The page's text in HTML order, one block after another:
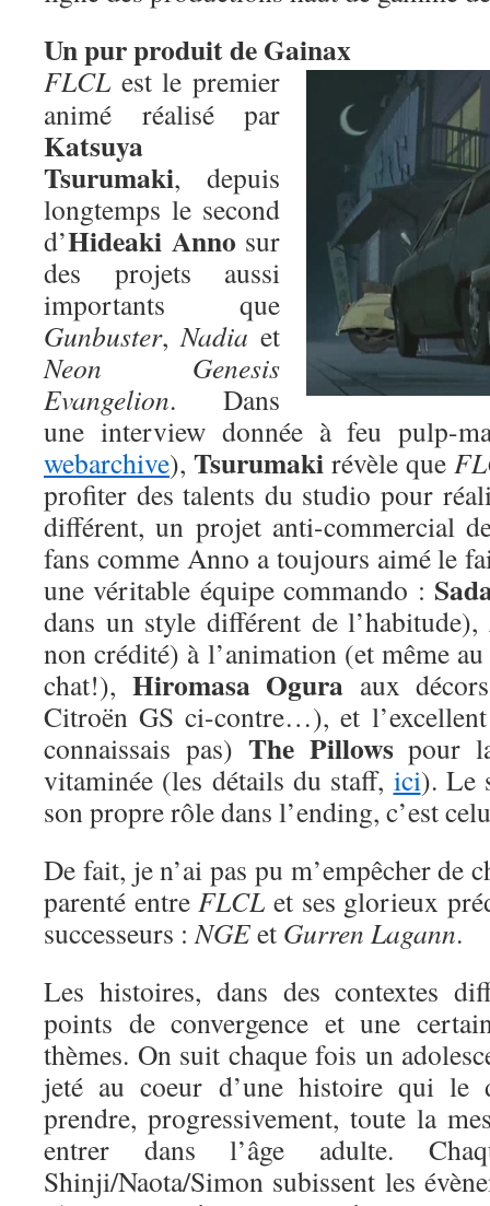
Un pur produit de Gainax
FLCL est le premier
animé réalisé par
Katsuya
Tsurumaki, depuis
longtemps le second
d’Hideaki Anno sur
des projets aussi
importants que
Gunbuster,Nadia et
Neon Genesis
Evangelion. Dans
une interview donnée à feu pulp-
webarchive), Tsurumakirévèle que
profiter des talents du studio pour
différent, un projet anti-commercial
fans comme Anno a toujours aimé le
une véritable équipe commando :
dans un style différent de l’habitude),
non crédité) à l’animation (et même
chat!), Hiromasa Ogura aux
Citroën GS ci-contre…), et
connaissais pas) The Pillowspour la
vitaminée (les détails du staff, ici). Le
son propre rôle dans l’ending, c’est
De fait, je n’ai pas pu m’empêcher de
parenté entreFLCL et ses glorieux
successeurs :NGEet Gurren Lagann.
Les histoires, dans des contextes
points de convergence et une
thèmes. On suit chaque fois un
jeté au coeur d’une histoire qui le
prendre, progressivement, toute la
entrer dans l’âge adulte.
Shinji/Naota/Simon subissent les